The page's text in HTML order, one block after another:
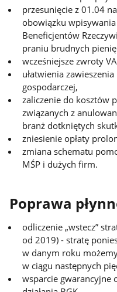
przesunięcie z 01.04
obowiązku
Beneficjentów
praniu brudnych
wcześniejsze zwroty
ułatwienia
gospodarczej,
zaliczenie do kosztów
związanych z
branż dotkniętych
zniesienie opłaty
zmiana schematu
MŚP i dużych firm.
Poprawa
odliczenie „wstecz”
od 2019) - stratę
w danym roku
w ciągu następnych
wsparcie gwarancyjne